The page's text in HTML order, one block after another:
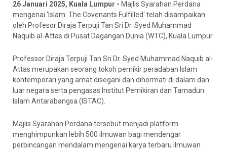
26 Januari 2025, Kuala Lumpur - Majlis Syarahan Perdana
mengenai ‘Islam: The Covenants Fulfilled' telah disampaikan
oleh Profesor Diraja Terpuji Tan Sri Dr. Syed Muhammad
Naquib al-Attas di Pusat Dagangan Dunia (WTC), Kuala Lumpur.
Professor Diraja Terpuji Tan Sri Dr. Syed Muhammad Naquib al-
Attas merupakan seorang tokoh pemikir peradaban Islam
kontemporari yang amat disegani dan dihormati di dalam dan
luar negara serta pengasas Institut Pemikiran dan Tamadun
Islam Antarabangsa (ISTAC).
Majlis Syarahan Perdana tersebut menjadi platform
menghimpunkan lebih 500 ilmuwan bagi mendengar
perbincangan mendalam mengenai karya terbaru ilmuwan